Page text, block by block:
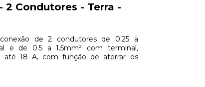
2 Condutores - Terra -
de 2 condutores de 0.25 a
e de 0.5 a 1.5mm² com terminal,
até 18 A, com função de aterrar os